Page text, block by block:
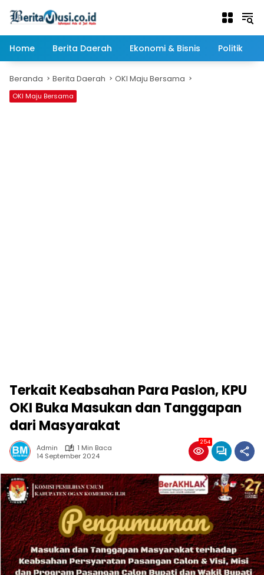
Home
Berita Daerah Ekonomi & Bisnis Politik
Beranda Berita Daerah OKI Maju Bersama
OKI Maju Bersama
Terkait Keabsahan Para Paslon, KPU
OKI Buka Masukan dan Tanggapan
dari Masyarakat
Admin
1 Min Baca
14 September 2024
254